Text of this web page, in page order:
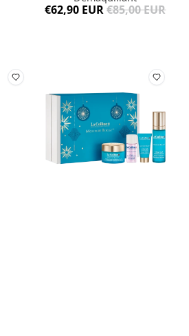
€62,90 EUR€85,00 EUR